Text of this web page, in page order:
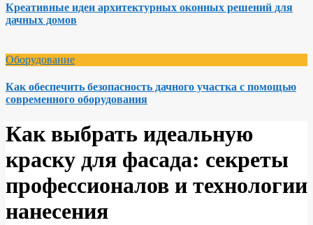
Креативные идеи архитектурных оконных решений для
дачных домов
Оборудование
Как обеспечить безопасность дачного участка с помощью
современного оборудования
Как выбрать идеальную
краску для фасада: секреты
профессионалов и технологии
нанесения